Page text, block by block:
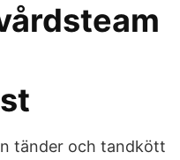
tänder och tandkött